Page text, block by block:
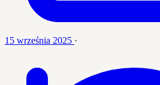
15 września 2025 ·